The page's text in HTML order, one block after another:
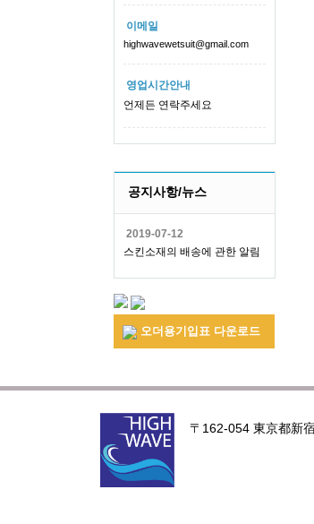
이메일
highwavewetsuit@gmail.com
영업시간안내
언제든 연락주세요
공지사항/뉴스
2019-07-12
스킨소재의 배송에 관한 알림
오더용기입표 다운로드
〒162-054 東京都新